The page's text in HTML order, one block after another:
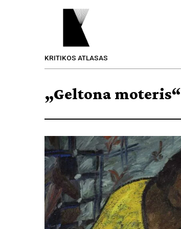
KRITIKOS ATLASAS
„Geltona moteris“